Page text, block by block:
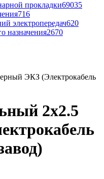
прокладки69035
716
электропередач620
назначения2670
ЭКЗ (Электрокабель
2x2.5